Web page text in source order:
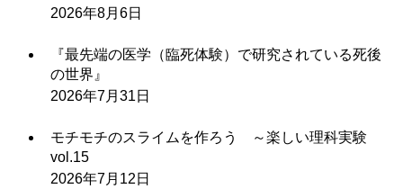
2026年8月6日
『最先端の医学（臨死体験）で研究されている死後
の世界』
2026年7月31日
モチモチのスライムを作ろう ～楽しい理科実験
vol.15
2026年7月12日